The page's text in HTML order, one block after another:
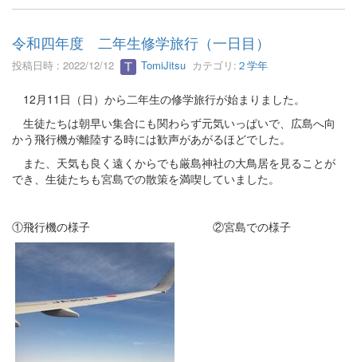
令和四年度 二年生修学旅行（一日目）
投稿日時 : 2022/12/12 TomiJitsu カテゴリ: ２学年
12月11日（日）から二年生の修学旅行が始まりました。
生徒たちは朝早い集合にも関わらず元気いっぱいで、広島へ向
かう飛行機が離陸する時には歓声があがるほどでした。
また、天気も良く遠くからでも厳島神社の大鳥居を見ることが
でき、生徒たちも宮島での散策を満喫していました。
①飛行機の様子 ②宮島での様子